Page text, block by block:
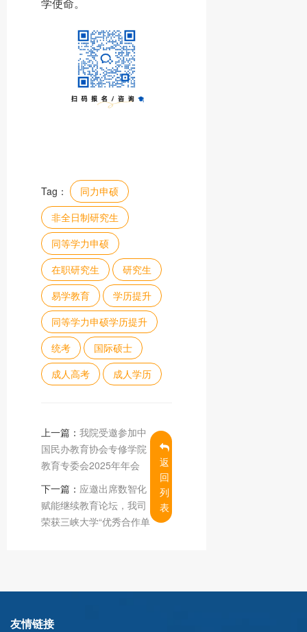
学使命。
Tag：
同力申硕
非全日制研究生
同等学力申硕
在职研究生
研究生
易学教育
学历提升
同等学力申硕学历提升
统考
国际硕士
成人高考
成人学历
上一篇： 我院受邀参加中
国民办教育协会专修学院
教育专委会2025年年会
下一篇： 应邀出席数智化
赋能继续教育论坛，我司
荣获三峡大学“优秀合作单
返
回
列
表
友情链接